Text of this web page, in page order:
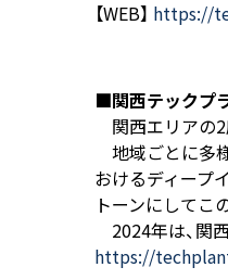
【WEB】 https://
■関西テックプ
関西エリアの2
地域ごとに多
おけるディープ
トーンにしてこ
2024年は、関
https://